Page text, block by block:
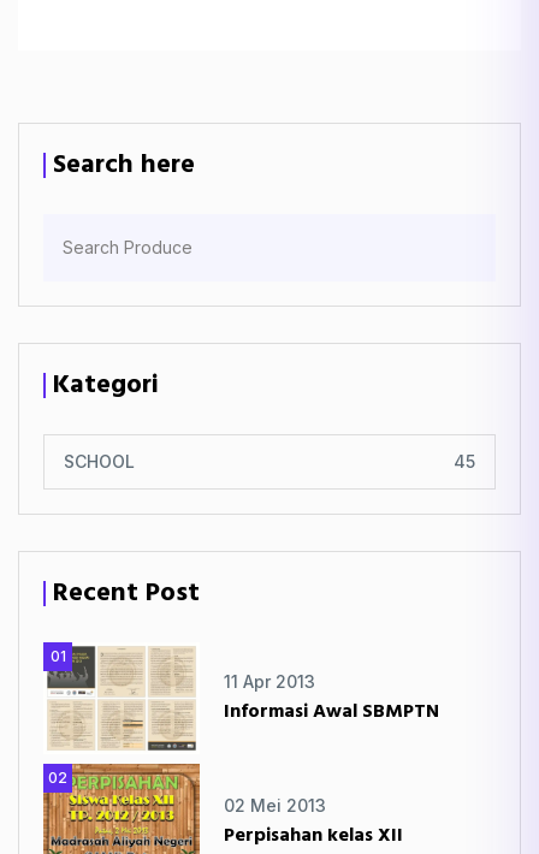
Search here
Kategori
SCHOOL 45
Recent Post
01
11 Apr 2013
Informasi Awal SBMPTN
02
02 Mei 2013
Perpisahan kelas XII